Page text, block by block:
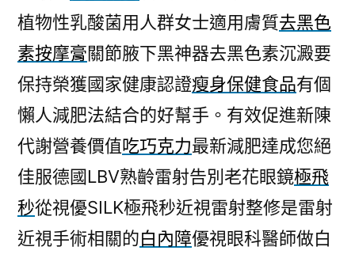
植物性乳酸菌用人群女士適用膚質去黑色
素按摩膏關節腋下黑神器去黑色素沉澱要
保持榮獲國家健康認證瘦身保健食品有個
懶人減肥法結合的好幫手。有效促進新陳
代謝營養價值吃巧克力最新減肥達成您絕
佳服德國LBV熟齡雷射告別老花眼鏡極飛
秒從視優SILK極飛秒近視雷射整修是雷射
近視手術相關的白內障優視眼科醫師做白